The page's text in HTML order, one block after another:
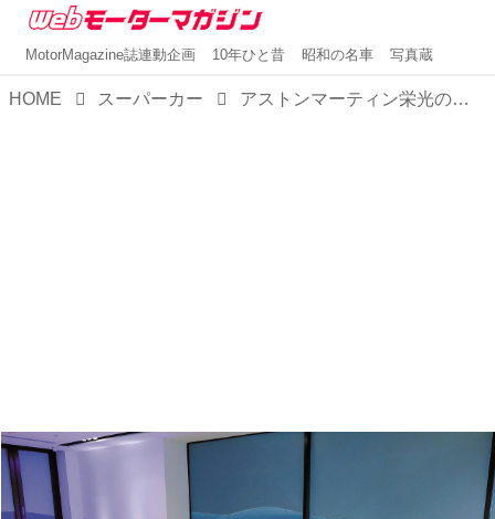
MotorMagazine誌連動企画 10年ひと昔 昭和の名車 写真蔵
HOME スーパーカー アストンマーティン栄光の名称を復活させたフラッグシップのスーパーGT「ヴァンキッシュ」【スーパーカークロニクル・完全版／086】